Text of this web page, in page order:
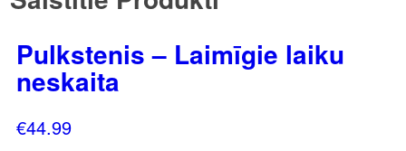
Pulkstenis – Laimīgie laiku
neskaita
€44.99